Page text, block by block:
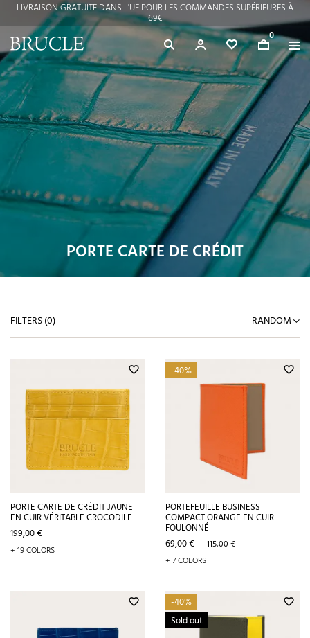
LIVRAISON GRATUITE DANS L'UE POUR LES COMMANDES SUPÉRIEURES À
69€
0
PORTE CARTE DE CRÉDIT
FILTERS (0) RANDOM
favorite_border
PORTE CARTE DE CRÉDIT JAUNE
EN CUIR VÉRITABLE CROCODILE
Prix
199,00 €
+ 19 COLORS
favorite_border
-40%
PORTEFEUILLE BUSINESS
COMPACT ORANGE EN CUIR
FOULONNÉ
Prix
69,00 € Prix
de
base
115,00 €
+ 7 COLORS
favorite_border favorite_border
-40%
Sold out